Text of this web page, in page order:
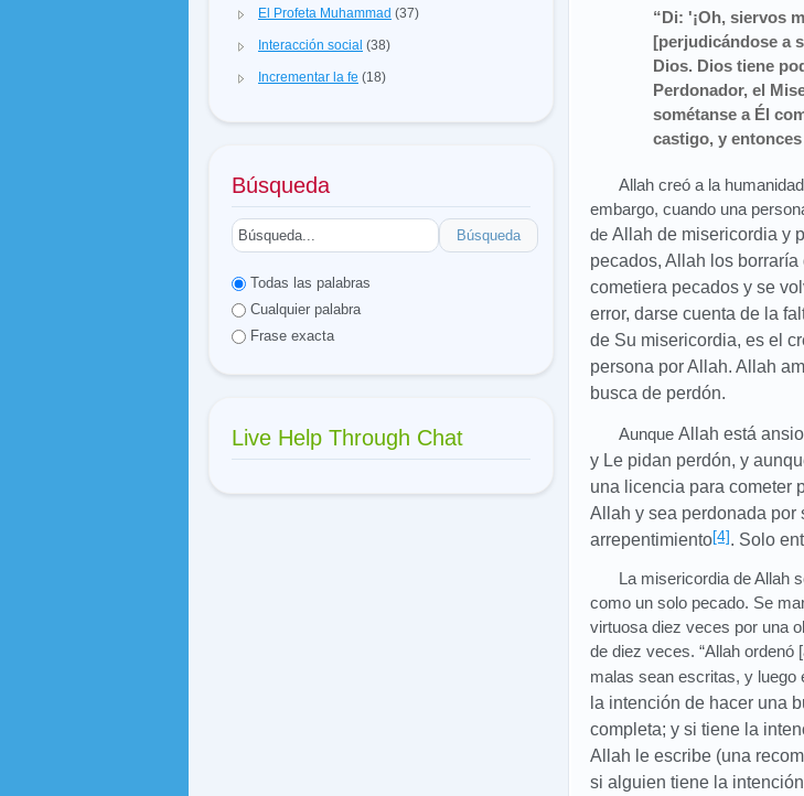
El Profeta Muhammad (37)
Interacción social (38)
Incrementar la fe (18)
Búsqueda
Búsqueda
Todas las palabras
Cualquier palabra
Frase exacta
Live Help Through Chat
“Di: '¡Oh, siervos
[perjudicándose a
Dios. Dios tiene
Perdonador, el
sométanse a Él
castigo, y
Allah creó a la
embargo, cuando una
de Allah de misericordia y
pecados, Allah los
cometiera pecados y se
error, darse cuenta de la
de Su misericordia, es el
persona porAllah. Allah
busca de perdón.
AunqueAllah está
y Le pidan perdón, y
una licencia para cometer
Allah y sea perdonada por
arrepentimiento[4]. Solo
La misericordia de Allah
como un solo pecado. Se
virtuosa diez veces por una
de diez veces. “Allah
malas sean escritas, y luego
la intención de hacer una
completa; y si tiene la
Allah le escribe (una
si alguien tiene la